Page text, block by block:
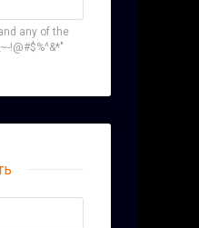
any of the
!@#$%^&*"